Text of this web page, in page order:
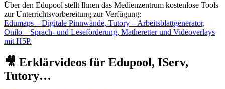
Über den Edupool stellt Ihnen das Medienzentrum kostenlose Tools
zur Unterrichtsvorbereitung zur Verfügung:
Edumaps – Digitale Pinnwände, Tutory – Arbeitsblattgenerator,
Onilo – Sprach- und Leseförderung, Matheretter und Videoverlays
mit H5P.
🎥 Erklärvideos für Edupool, IServ,
Tutory…